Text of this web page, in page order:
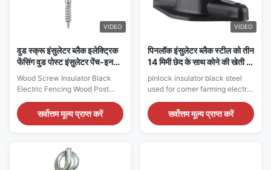
VIDEO
वुड स्क्रू इंसुलेटर ब्लैक इलेक्ट्रिक
फेंसिंग वुड पोस्ट इंसुलेटर पेंच-इन
रिंग इंसुलेटर
Wood Screw Insulator Black
Electric Fencing Wood Post
Insulator Screw-In Ring
Insulator-Electric Fence
to 7mm 5.8mm galvanized steel
with easy screw Impact-
सर्वोत्तम मूल्य प्राप्त करें
VIDEO
पिनलॉक इंसुलेटर ब्लैक स्टील को तीन
14 मिमी छेद के साथ कोने की खेती के
लिए बिजली की बाड़ एलएलडीपीई 20
पीसी में उपयोग किया जाता है
pinlock insulator black steel
used for corner farming electric
14mm hole Large Gate
Activator-Electric Fence
सर्वोत्तम मूल्य प्राप्त करें